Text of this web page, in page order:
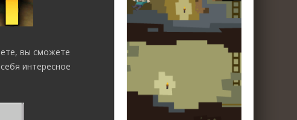
вы сможете
интересное